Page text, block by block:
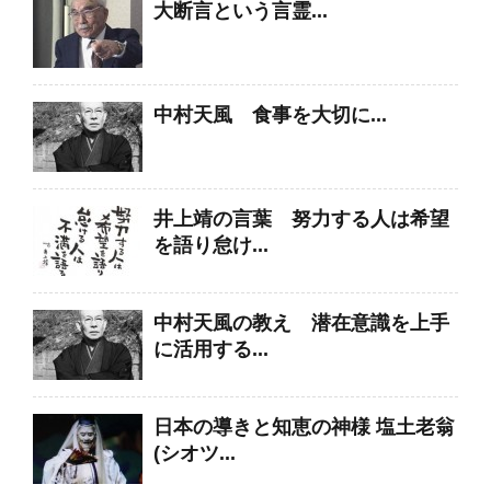
大断言という言霊...
中村天風 食事を大切に...
井上靖の言葉 努力する人は希望
を語り怠け...
中村天風の教え 潜在意識を上手
に活用する...
日本の導きと知恵の神様 塩土老翁
(シオツ...